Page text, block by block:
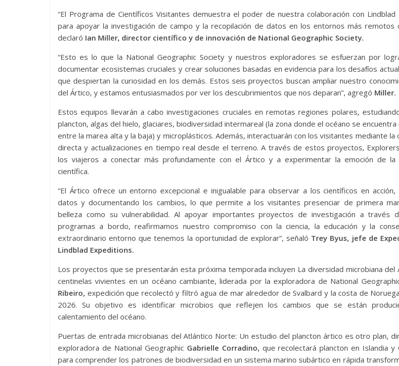
“El Programa de Científicos Visitantes demuestra el poder de nuestra colaboración con Lindblad
para apoyar la investigación de campo y la recopilación de datos en los entornos más remotos
declaró Ian Miller, director científico y de innovación de National Geographic Society.
“Esto es lo que la National Geographic Society y nuestros exploradores se esfuerzan por
documentar ecosistemas cruciales y crear soluciones basadas en evidencia para los desafíos
que despiertan la curiosidad en los demás. Estos seis proyectos buscan ampliar nuestro
del Ártico, y estamos entusiasmados por ver los descubrimientos que nos deparan”, agregó Miller.
Estos equipos llevarán a cabo investigaciones cruciales en remotas regiones polares,
plancton, algas del hielo, glaciares, biodiversidad intermareal (la zona donde el océano se encuentra
entre la marea alta y la baja) y microplásticos. Además, interactuarán con los visitantes mediante la
directa y actualizaciones en tiempo real desde el terreno. A través de estos proyectos,
los viajeros a conectar más profundamente con el Ártico y a experimentar la emoción de la
científica.
“El Ártico ofrece un entorno excepcional e inigualable para observar a los científicos en acción,
datos y documentando los cambios, lo que permite a los visitantes presenciar de primera
belleza como su vulnerabilidad. Al apoyar importantes proyectos de investigación a través
programas a bordo, reafirmamos nuestro compromiso con la ciencia, la educación y la
extraordinario entorno que tenemos la oportunidad de explorar”, señaló Trey Byus, jefe de
Lindblad Expeditions.
Los proyectos que se presentarán esta próxima temporada incluyen La diversidad microbiana del
centinelas vivientes en un océano cambiante, liderada por la exploradora de National
Ribeiro, expedición que recolectó y filtró agua de mar alrededor de Svalbard y la costa de
2026. Su objetivo es identificar microbios que reflejen los cambios que se están
calentamiento del océano.
Puertas de entrada microbianas del Atlántico Norte: Un estudio del plancton ártico es otro plan,
exploradora de National GeographicGabrielle Corradino, que recolectará plancton en Islandia y
para comprender los patrones de biodiversidad en un sistema marino subártico en rápida